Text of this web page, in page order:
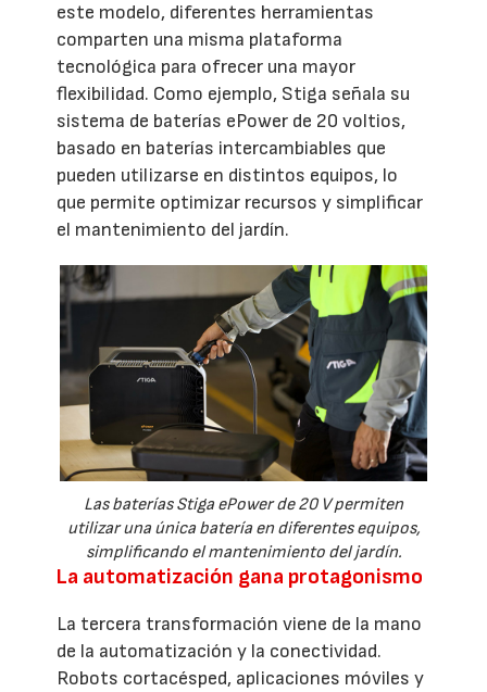
este modelo, diferentes herramientas
comparten una misma plataforma
tecnológica para ofrecer una mayor
flexibilidad. Como ejemplo, Stiga señala su
sistema de baterías ePower de 20 voltios,
basado en baterías intercambiables que
pueden utilizarse en distintos equipos, lo
que permite optimizar recursos y simplificar
el mantenimiento del jardín.
Las baterías Stiga ePower de 20 V permiten
utilizar una única batería en diferentes equipos,
simplificando el mantenimiento del jardín.
La automatización gana protagonismo
La tercera transformación viene de la mano
de la automatización y la conectividad.
Robots cortacésped, aplicaciones móviles y